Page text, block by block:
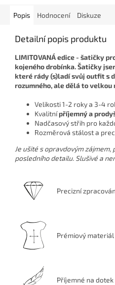
Popis Hodnocení Diskuze
Detailní popis produktu
LIMITOVANÁ edice - šatičky
kojeného drobínka.Šatičky
které rády (s)ladí svůj outfit s
rozumného, ale dělá to velkou
Velikosti 1-2 roky a 3-4
Kvalitnípříjemný a
Nadčasový střih pro
Rozměrová stálost a
Je ušité s opravdovým
posledního detailu. Slušivé a
Precizní
Prémiový
Příjemné na dotek